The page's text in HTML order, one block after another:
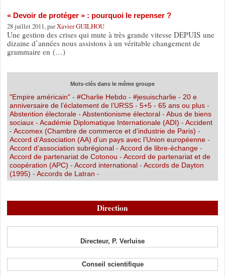
« Devoir de protéger » : pourquoi le repenser ?
28 juillet 2011, parXavier GUILHOU
Une gestion des crises qui mute à très grande vitesse DEPUIS une
dizaine d’années nous assistons à un véritable changement de
grammaire en (…)
Mots-clés dans le même groupe
"Empire américain"- #Charlie Hebdo- #jesuischarlie- 20 e
anniversaire de l’éclatement de l’URSS- 5+5- 65 ans ou plus-
Abstention électorale- Abstentionisme électoral- Abus de biens
sociaux- Académie Diplomatique Internationale (ADI) - Accident
- Accomex (Chambre de commerce et d’industrie de Paris) -
Accord d’Association (AA) d’un pays avec l’Union européenne-
Accord d’association subrégional- Accord de libre-échange-
Accord de partenariat de Cotonou - Accord de partenariat et de
coopération (APC) - Accord international- Accords de Dayton
(1995) - Accords de Latran -
Direction
Directeur, P. Verluise
Conseil scientifique